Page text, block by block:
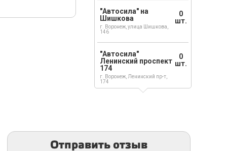
"Автосила" на
Шишкова
г. Воронеж, улица Шишкова,
146
0
шт.
"Автосила"
Ленинский проспект
174
г. Воронеж, Ленинский пр-т,
174
0
шт.
Отправить отзыв